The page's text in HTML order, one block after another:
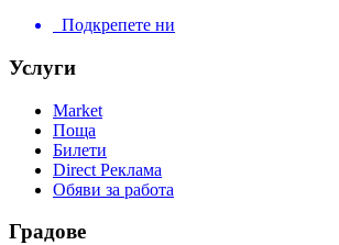
Подкрепете ни
Услуги
Market
Поща
Билети
Direct Реклама
Обяви за работа
Градове